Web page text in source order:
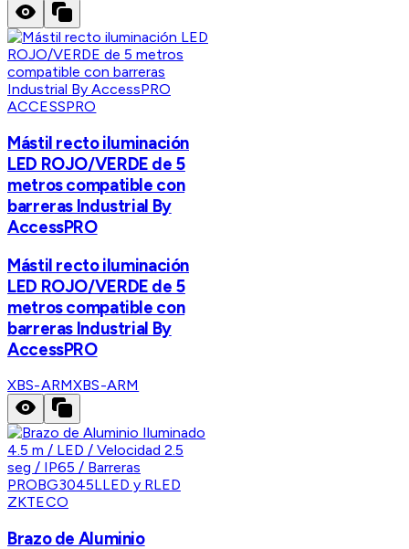
ACCESSPRO
Mástil recto iluminación
LED ROJO/VERDE de 5
metros compatible con
barreras Industrial By
AccessPRO
Mástil recto iluminación
LED ROJO/VERDE de 5
metros compatible con
barreras Industrial By
AccessPRO
XBS-ARMXBS-ARM
ZKTECO
Brazo de Aluminio